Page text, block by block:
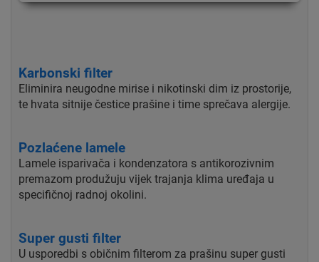
Karbonski filter
Eliminira neugodne mirise i nikotinski dim iz prostorije,
te hvata sitnije čestice prašine i time sprečava alergije.
Pozlaćene lamele
Lamele isparivača i kondenzatora s antikorozivnim
premazom produžuju vijek trajanja klima uređaja u
specifičnoj radnoj okolini.
Super gusti filter
U usporedbi s običnim filterom za prašinu super gusti